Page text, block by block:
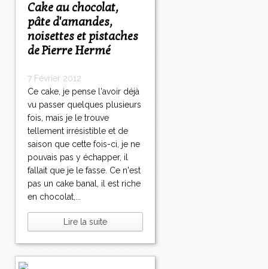
Cake au chocolat,
pâte d'amandes,
noisettes et pistaches
de Pierre Hermé
7 Février 2012
Ce cake, je pense l'avoir déjà
vu passer quelques plusieurs
fois, mais je le trouve
tellement irrésistible et de
saison que cette fois-ci, je ne
pouvais pas y échapper, il
fallait que je le fasse. Ce n'est
pas un cake banal, il est riche
en chocolat,...
Lire la suite